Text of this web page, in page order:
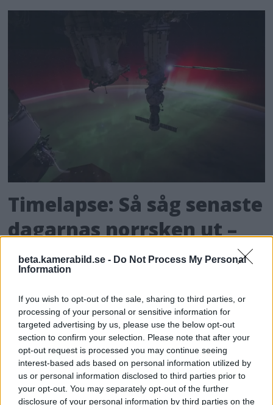
beta.kamerabild.se - Do Not Process My Personal
Information
If you wish to opt-out of the sale, sharing to third parties, or
processing of your personal or sensitive information for
targeted advertising by us, please use the below opt-out
section to confirm your selection. Please note that after your
opt-out request is processed you may continue seeing
interest-based ads based on personal information utilized by
us or personal information disclosed to third parties prior to
your opt-out. You may separately opt-out of the further
disclosure of your personal information by third parties on the
Timelapse: Så såg senaste
dagarnas norrsken ut –
från rymdstationen